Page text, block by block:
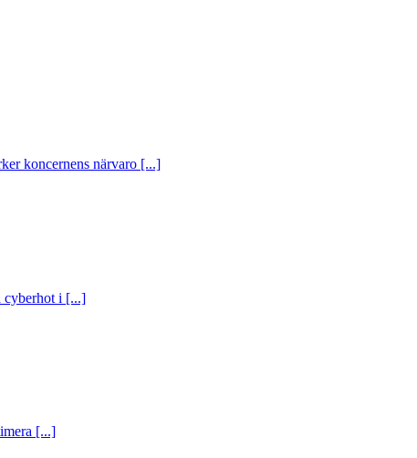
koncernens närvaro [...]
cyberhot i [...]
[...]